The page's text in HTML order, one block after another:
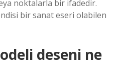
noktalarla bir ifadedir.
bir sanat eseri olabilen
deseni ne